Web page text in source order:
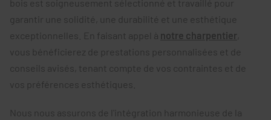
bois est soigneusement sélectionné et travaillé pour
garantir une solidité, une durabilité et une esthétique
exceptionnelles. En faisant appel à notre charpentier
vous bénéficierez de prestations personnalisées et de
conseils avisés, tenant compte de vos contraintes et de
vos préférences esthétiques.
Nous nous assurons de l'intégration harmonieuse de la